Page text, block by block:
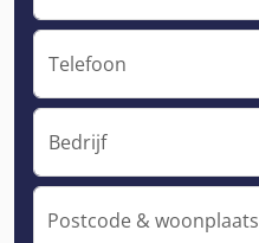
Telefoon
Bedrijf
Postcode & woonplaats